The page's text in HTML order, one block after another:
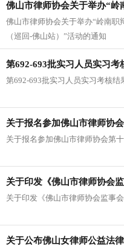
佛山市律师协会关于举办“
务培训会（巡回-佛山站）”
佛山市律师协会关于举办“岭南职
（巡回-佛山站）”活动的通知
第692-693批实习人员实习考
第692-693批实习人员实习考核结
关于报名参加佛山市律师协
关于报名参加佛山市律师协会第
关于印发《佛山市律师协会
关于印发《佛山市律师协会监事
关于公布佛山女律师公益法